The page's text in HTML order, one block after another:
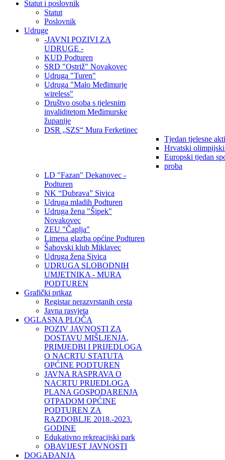
Statut i poslovnik
Statut
Poslovnik
Udruge
-JAVNI POZIVI ZA
UDRUGE -
KUD Podturen
SRD "Ostriž" Novakovec
Udruga "Turen"
Udruga "Malo Međimurje
wireless"
Društvo osoba s tjelesnim
invaliditetom Međimurske
županije
DSR „SZS“ Mura Ferketinec
Tjedan tjelesne
Hrvatski
Europski tjedan
proba
LD "Fazan" Dekanovec -
Podturen
NK “Dubrava” Sivica
Udruga mladih Podturen
Udruga žena "Šipek"
Novakovec
ZEU "Čaplja"
Limena glazba općine Podturen
Šahovski klub Miklavec
Udruga žena Sivica
UDRUGA SLOBODNIH
UMJETNIKA - MURA
PODTUREN
Grafički prikaz
Registar nerazvrstanih cesta
Javna rasvjeta
OGLASNA PLOČA
POZIV JAVNOSTI ZA
DOSTAVU MIŠLJENJA,
PRIMJEDBI I PRIJEDLOGA
O NACRTU STATUTA
OPĆINE PODTUREN
JAVNA RASPRAVA O
NACRTU PRIJEDLOGA
PLANA GOSPODARENJA
OTPADOM OPĆINE
PODTUREN ZA
RAZDOBLJE 2018.-2023.
GODINE
Edukativno rekreacijski park
OBAVIJEST JAVNOSTI
DOGAĐANJA